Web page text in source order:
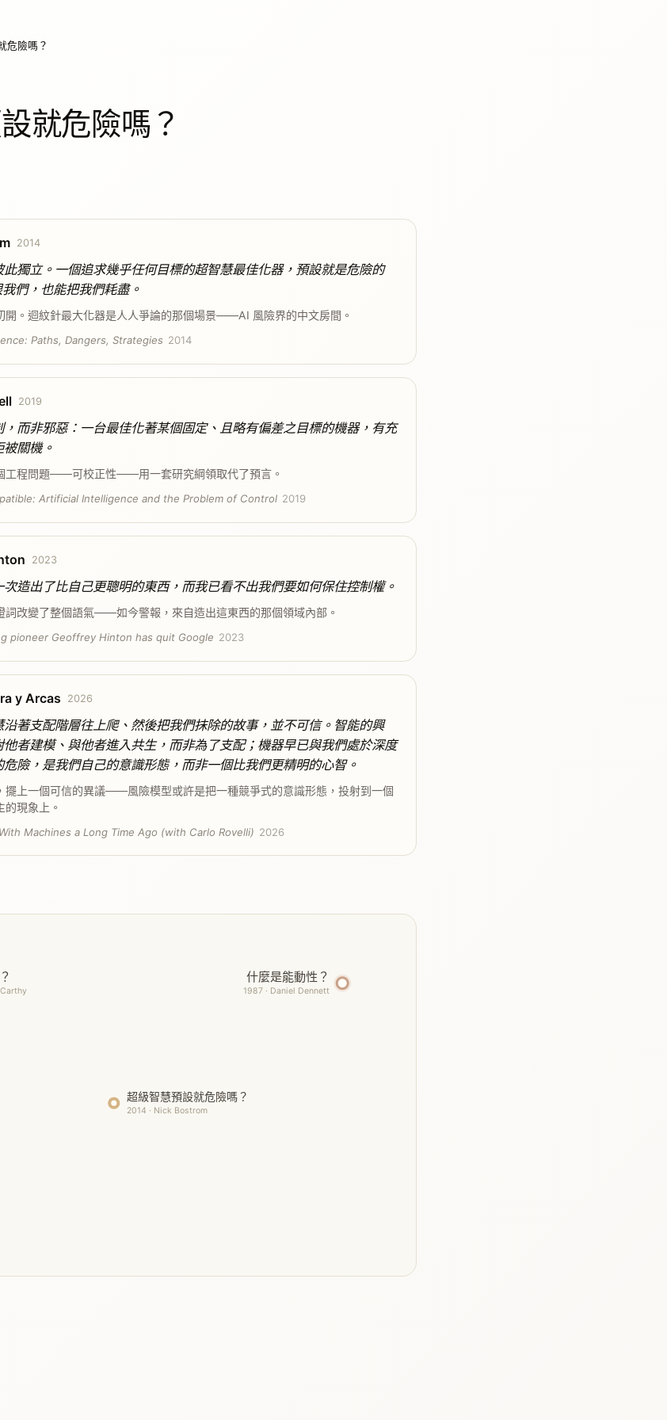
危險嗎？
就危險嗎？
2014
獨立。一個追求幾乎任何目標的超智慧最佳化器，預設就是危險的
們，也能把我們耗盡。
開。迴紋針最大化器是人人爭論的那個場景——AI 風險界的中文房間。
Paths, Dangers, Strategies 2014
2019
而非邪惡：一台最佳化著某個固定、且略有偏差之目標的機器，有充
關機。
工程問題——可校正性——用一套研究綱領取代了預言。
Artificial Intelligence and the Problem of Control 2019
2023
造出了比自己更聰明的東西，而我已看不出我們要如何保住控制權。
詞改變了整個語氣——如今警報，來自造出這東西的那個領域內部。
pioneer Geoffrey Hinton has quit Google 2023
y Arcas 2026
著支配階層往上爬、然後把我們抹除的故事，並不可信。智能的興
他者建模、與他者進入共生，而非為了支配；機器早已與我們處於深度
險，是我們自己的意識形態，而非一個比我們更精明的心智。
擺上一個可信的異議——風險模型或許是把一種競爭式的意識形態，投射到一個
現象上。
Machines a Long Time Ago (with Carlo Rovelli) 2026
什麼是能動性？
1987 · Daniel Dennett
超級智慧預設就危險嗎？
2014 · Nick Bostrom